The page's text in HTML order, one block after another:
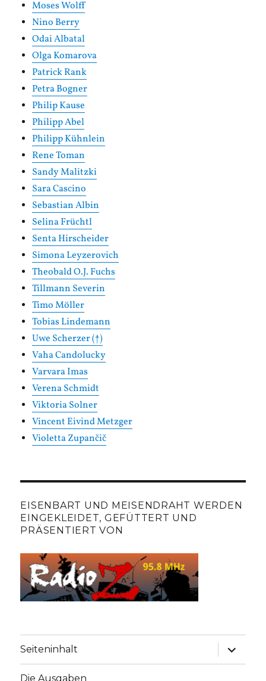
Moses Wolff
Nino Berry
Odai Albatal
Olga Komarova
Patrick Rank
Petra Bogner
Philip Kause
Philipp Abel
Philipp Kühnlein
Rene Toman
Sandy Malitzki
Sara Cascino
Sebastian Albin
Selina Früchtl
Senta Hirscheider
Simona Leyzerovich
Theobald O.J. Fuchs
Tillmann Severin
Timo Möller
Tobias Lindemann
Uwe Scherzer (†)
Vaha Candolucky
Varvara Imas
Verena Schmidt
Viktoria Solner
Vincent Eivind Metzger
Violetta Zupančič
EISENBART UND MEISENDRAHT WERDEN
EINGEKLEIDET, GEFÜTTERT UND
PRÄSENTIERT VON
Seiteninhalt
Die Ausgaben